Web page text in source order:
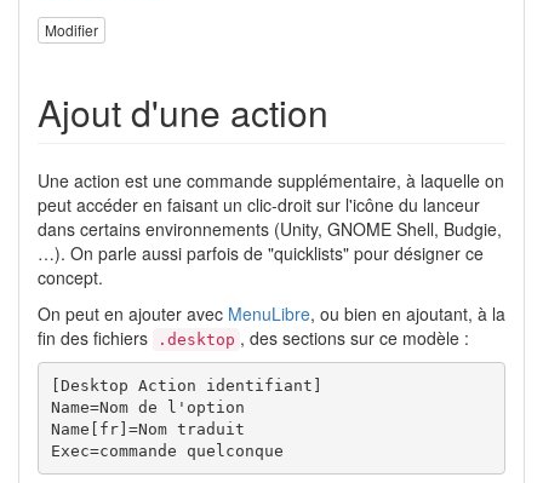
Modifier
Ajout d'une action
Une action est une commande supplémentaire, à laquelle on
peut accéder en faisant un clic-droit sur l'icône du lanceur
dans certains environnements (Unity, GNOME Shell, Budgie,
…). On parle aussi parfois de "quicklists" pour désigner ce
concept.
On peut en ajouter avec MenuLibre, ou bien en ajoutant, à la
fin des fichiers
.desktop , des sections sur ce modèle :
[Desktop Action identifiant]
Name=Nom de l'option
Name[fr]=Nom traduit
Exec=commande quelconque